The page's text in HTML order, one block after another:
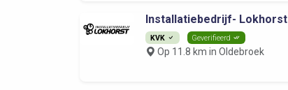
Installatiebedrijf- Lokhorst
KVK Geverifieerd
Op 11.8 km in Oldebroek